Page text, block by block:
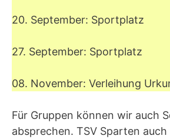
20. September: Sportplatz
27. September: Sportplatz
08. November: Verleihung
Für Gruppen können wir auch
absprechen. TSV Sparten